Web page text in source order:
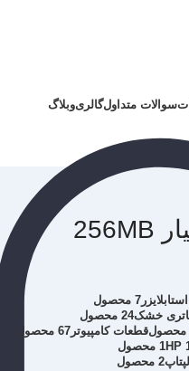
سوالات متداولگالریوبلاگ
استابلایزر 7 محصول
خشک24 محصول
قطعات کامپیوتر 67 محصول
1 محصول
لپتاپ2 محصول